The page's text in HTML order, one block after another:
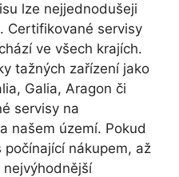
lze nejjednodušeji
Certifikované servisy
ve všech krajích.
tažných zařízení jako
Galia, Aragon či
servisy na
našem území. Pokud
nákupem, až